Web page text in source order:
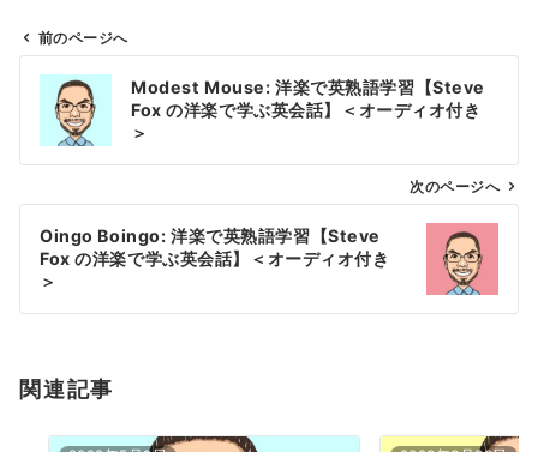
ン
前のページへ
Modest Mouse: 洋楽で英熟語学習【Steve
Fox の洋楽で学ぶ英会話】＜オーディオ付き
＞
次のページへ
Oingo Boingo: 洋楽で英熟語学習【Steve
Fox の洋楽で学ぶ英会話】＜オーディオ付き
＞
関連記事